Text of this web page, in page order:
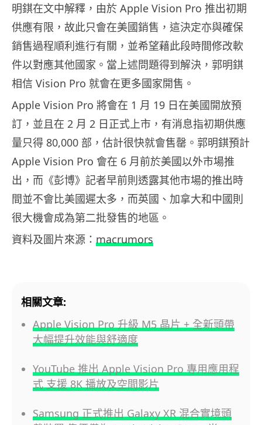
明錤在文中解釋，由於 Apple Vision Pro 推出初期
供應有限，故此只會在美國銷售，這決定亦與確保
銷售過程順利進行有關，並希望藉此段時間修改軟
件以對應其他國家。當上述問題得到解決，郭明錤
相信 Vision Pro 就會在更多國家開售。
Apple Vision Pro 將會在 1 月 19 日在美國開放預
訂，並且在 2 月 2 日正式上市，有消息指初期供應
量只得 80,000 部，估計很快就會售罄。郭明錤預計
Apple Vision Pro 會在 6 月前於美國以外市場推
出，而《彭博》記者早前則透露其他市場的推出時
間並不會比美國遲太多，而英國、加拿大和中國則
很大機會成為第二批發售的地區。
資料及圖片來源： macrumors
相關文章:
Apple Vision Pro 升級 M5 晶片 + 全新頭帶
大幅提升效能與舒適度
YouTube 推出 Apple Vision Pro 專用應用程
式 支援 8K 播放及空間影片
Samsung 正式推出 Galaxy XR 混合實境頭